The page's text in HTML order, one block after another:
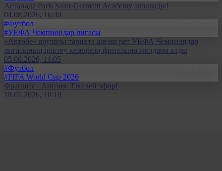
Астанада Paris Saint-Germain Academy ашылады!
04.08.2026, 16:40
#Футбол
#УЕФА Чемпиондар лигасы
«Ақтөбе» арулары тарихта алғаш рет УЕФА Чемпиондар
лигасының іріктеу кезеңінің финалына жолдама алды
05.08.2026, 11:05
#Футбол
#FIFA World Cup 2026
Франция - Англия: Тікелей эфир!
18.07.2026, 10:10